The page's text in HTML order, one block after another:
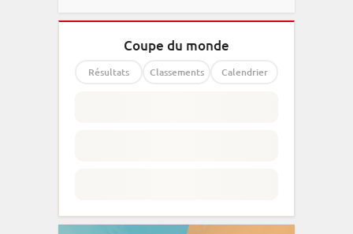
Coupe du monde
Résultats Classements Calendrier